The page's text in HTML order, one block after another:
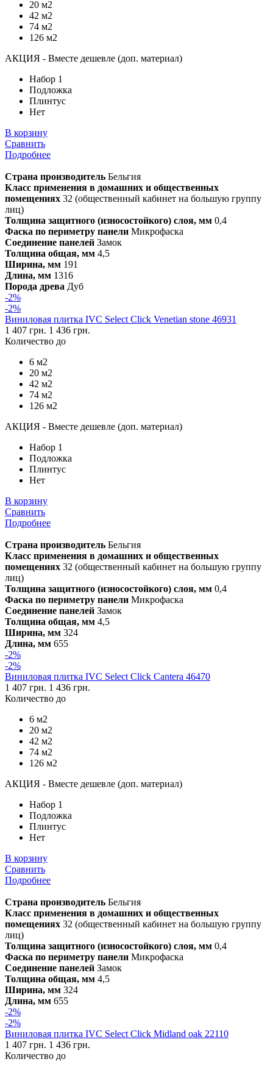
20 м2
42 м2
74 м2
126 м2
АКЦИЯ - Вместе дешевле (доп. материал)
Набор 1
Подложка
Плинтус
Нет
В корзину
Сравнить
Подробнее
Страна производитель Бельгия
Класс применения в домашних и общественных
помещениях 32 (общественный кабинет на большую группу
лиц)
Толщина защитного (износостойкого) слоя, мм 0,4
Фаска по периметру панели Микрофаска
Соединение панелей Замок
Толщина общая, мм 4,5
Ширина, мм 191
Длина, мм 1316
Порода древа Дуб
-2%
-2%
Виниловая плитка IVC Select Click Venetian stone 46931
1 407 грн. 1 436 грн.
Количество до
6 м2
20 м2
42 м2
74 м2
126 м2
АКЦИЯ - Вместе дешевле (доп. материал)
Набор 1
Подложка
Плинтус
Нет
В корзину
Сравнить
Подробнее
Страна производитель Бельгия
Класс применения в домашних и общественных
помещениях 32 (общественный кабинет на большую группу
лиц)
Толщина защитного (износостойкого) слоя, мм 0,4
Фаска по периметру панели Микрофаска
Соединение панелей Замок
Толщина общая, мм 4,5
Ширина, мм 324
Длина, мм 655
-2%
-2%
Виниловая плитка IVC Select Click Cantera 46470
1 407 грн. 1 436 грн.
Количество до
6 м2
20 м2
42 м2
74 м2
126 м2
АКЦИЯ - Вместе дешевле (доп. материал)
Набор 1
Подложка
Плинтус
Нет
В корзину
Сравнить
Подробнее
Страна производитель Бельгия
Класс применения в домашних и общественных
помещениях 32 (общественный кабинет на большую группу
лиц)
Толщина защитного (износостойкого) слоя, мм 0,4
Фаска по периметру панели Микрофаска
Соединение панелей Замок
Толщина общая, мм 4,5
Ширина, мм 324
Длина, мм 655
-2%
-2%
Виниловая плитка IVC Select Click Midland oak 22110
1 407 грн. 1 436 грн.
Количество до